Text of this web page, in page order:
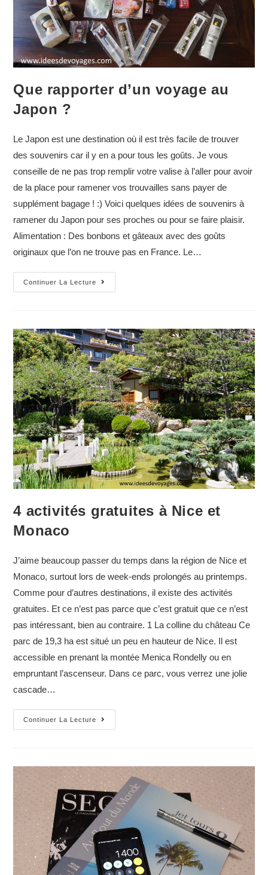
Que rapporter d’un voyage au
Japon ?
Le Japon est une destination où il est très facile de trouver
des souvenirs car il y en a pour tous les goûts. Je vous
conseille de ne pas trop remplir votre valise à l’aller pour avoir
de la place pour ramener vos trouvailles sans payer de
supplément bagage ! :) Voici quelques idées de souvenirs à
ramener du Japon pour ses proches ou pour se faire plaisir.
Alimentation : Des bonbons et gâteaux avec des goûts
originaux que l’on ne trouve pas en France. Le…
Continuer La Lecture
rapporter
au
Japon
?
4 activités gratuites à Nice et
Monaco
J’aime beaucoup passer du temps dans la région de Nice et
Monaco, surtout lors de week-ends prolongés au printemps.
Comme pour d’autres destinations, il existe des activités
gratuites. Et ce n’est pas parce que c’est gratuit que ce n’est
pas intéressant, bien au contraire. 1 La colline du château Ce
parc de 19,3 ha est situé un peu en hauteur de Nice. Il est
accessible en prenant la montée Menica Rondelly ou en
empruntant l’ascenseur. Dans ce parc, vous verrez une jolie
cascade…
Continuer La Lecture
activités
Nice
et
Monaco